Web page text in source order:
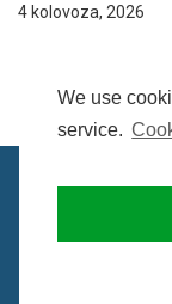
We use
service.
4 kolovoza, 2026